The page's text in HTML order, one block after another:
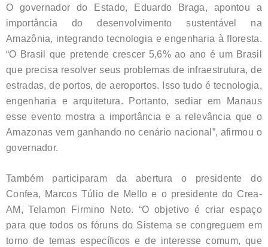
O governador do Estado, Eduardo Braga, apontou a
importância do desenvolvimento sustentável na
Amazônia, integrando tecnologia e engenharia à floresta.
“O Brasil que pretende crescer 5,6% ao ano é um Brasil
que precisa resolver seus problemas de infraestrutura, de
estradas, de portos, de aeroportos. Isso tudo é tecnologia,
engenharia e arquitetura. Portanto, sediar em Manaus
esse evento mostra a importância e a relevância que o
Amazonas vem ganhando no cenário nacional”, afirmou o
governador.
Também participaram da abertura o presidente do
Confea, Marcos Túlio de Mello e o presidente do Crea-
AM, Telamon Firmino Neto. “O objetivo é criar espaço
para que todos os fóruns do Sistema se congreguem em
torno de temas específicos e de interesse comum, que